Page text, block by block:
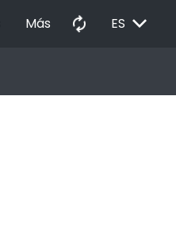
Más autorenew ES EXPAND_MORE